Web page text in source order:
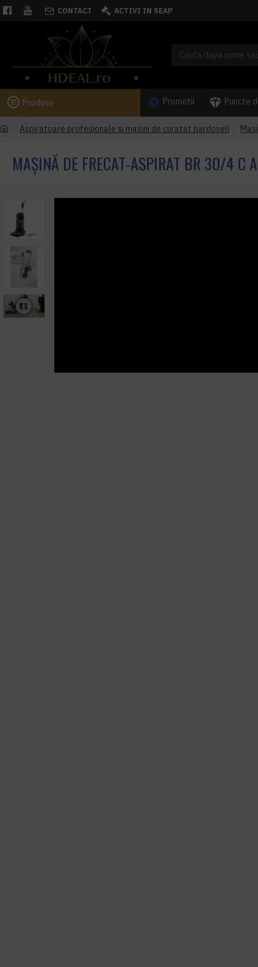
CONTACT ACTIVI IN SEAP
Produse Promotii Puncte
Aspiratoare profesionale si masini de curatat pardoseli
MAȘINĂ DE FRECAT-ASPIRAT BR 30/4 C